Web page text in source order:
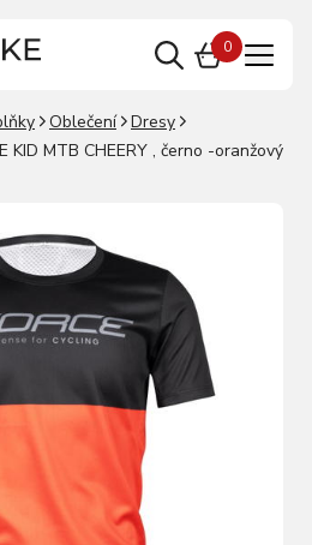
0
Oblečení
Dresy
KID MTB CHEERY , černo -oranžový